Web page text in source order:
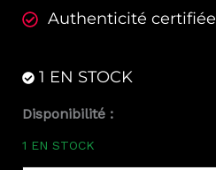
Authenticité certifiée
1 EN STOCK
Disponibilité :
1 EN STOCK
quantité